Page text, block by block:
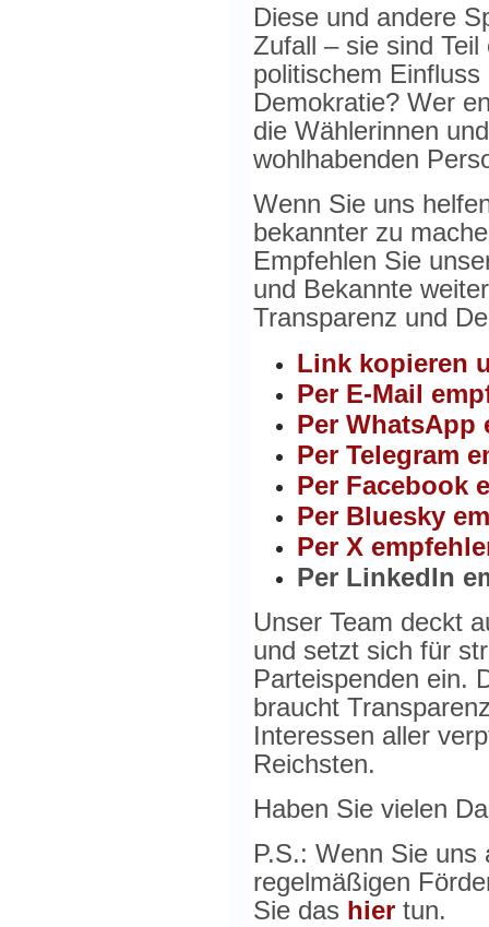
Diese und andere
Zufall – sie sind
politischem
Demokratie? Wer
die Wählerinnen
wohlhabenden
Wenn Sie uns
bekannter zu
Empfehlen Sie
und Bekannte
Transparenz und
Link kopieren
Per E-Mail
Per WhatsApp
Per Telegram
Per Facebook
Per Bluesky
Per X
Per LinkedIn
Unser Team deckt
und setzt sich für
Parteispenden ein.
braucht
Interessen aller
Reichsten.
Haben Sie vielen
P.S.: Wenn Sie
regelmäßigen
Sie das hier tun.